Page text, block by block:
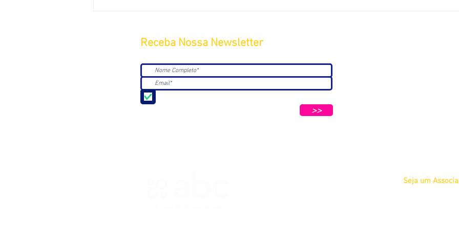
Receba Nossa Newsletter
>>
Seja um